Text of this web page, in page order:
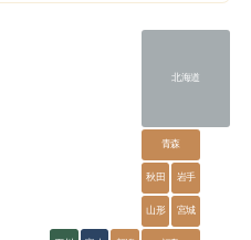
北海道
青森
秋田 岩手
山形 宮城